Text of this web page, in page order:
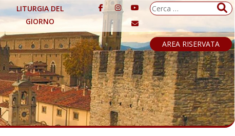
LITURGIA DEL
GIORNO
Ricerca
AREA RISERVATA